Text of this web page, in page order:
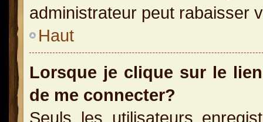
administrateur peut rabaisser
Haut
Lorsque je clique sur le
de me connecter?
Seuls les utilisateurs